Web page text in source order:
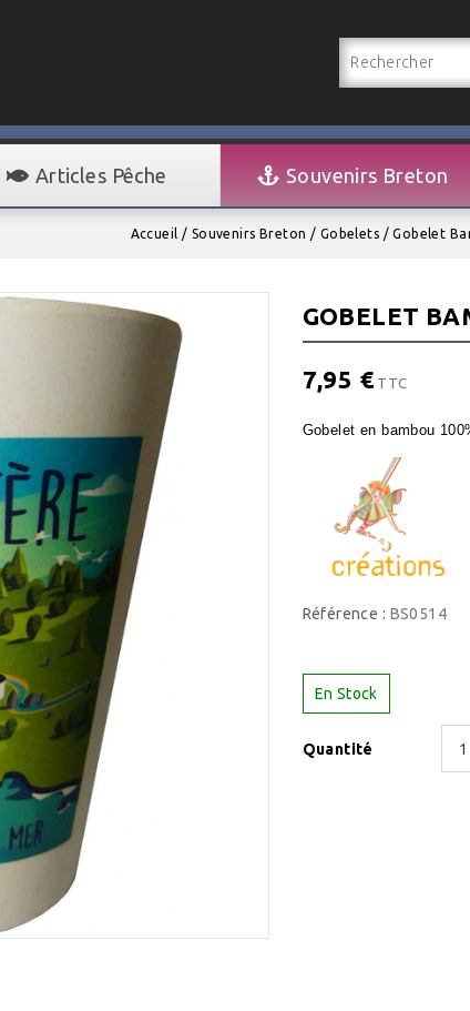
Articles Pêche Souvenirs Breton
Accueil Souvenirs Breton Gobelets Gobelet
GOBELET
7,95 € TTC
Gobelet en bambou
Référence : BS0514
En Stock
Quantité